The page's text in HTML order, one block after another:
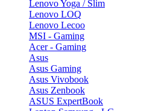
Lenovo Yoga / Slim
Lenovo LOQ
Lenovo Lecoo
MSI - Gaming
Acer - Gaming
Asus
Asus Gaming
Asus Vivobook
Asus Zenbook
ASUS ExpertBook